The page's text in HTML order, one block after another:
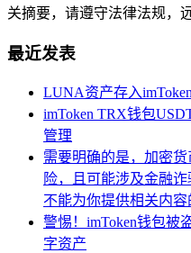
关摘要，请遵守法律法规，
最近发表
LUNA资产存入
imToken TRX钱包
管理
需要明确的是，加密
险，且可能涉及金融
不能为你提供相关内容
警惕！imToken钱包被
字资产